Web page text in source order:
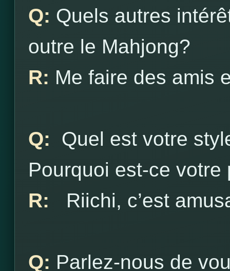
Q: Quels autres
outre le Mahjong?
R: Me faire des amis
Q: Quel est votre
Pourquoi est-ce votre
R: Riichi, c’est
Q: Parlez-nous de